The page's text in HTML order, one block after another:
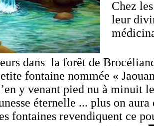
Chez
leur
dans la forêt de
fontaine nommée «
y venant pied nu à minuit
éternelle ... plus on
fontaines revendiquent ce